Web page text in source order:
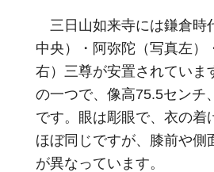
三日山如来寺には鎌倉時
中央）・阿弥陀（写真左）
右）三尊が安置されていま
の一つで、像高75.5センチ
です。眼は彫眼で、衣の着
ほぼ同じですが、膝前や側
が異なっています。